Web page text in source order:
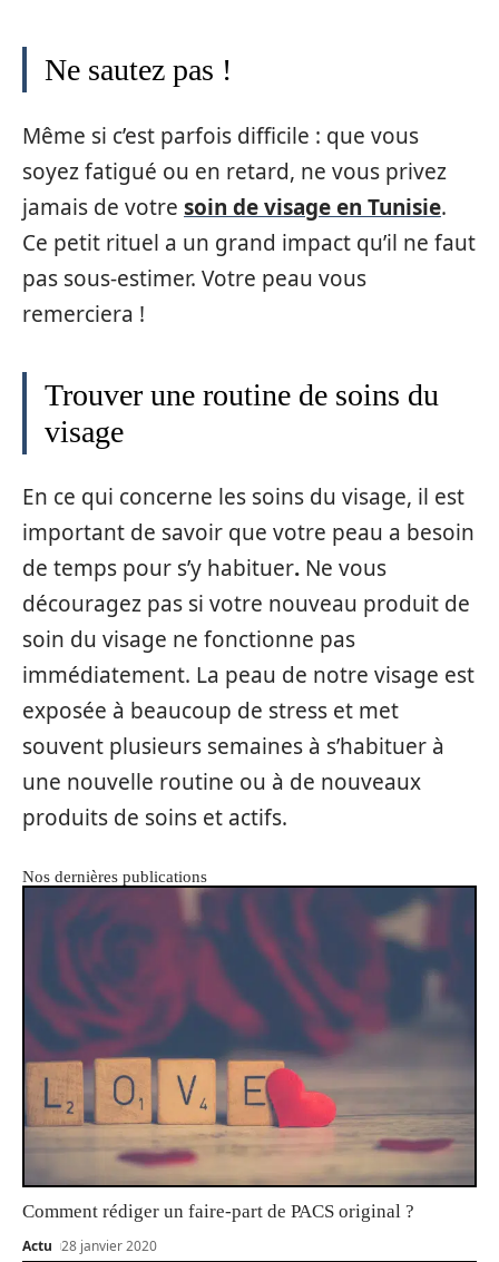
Ne sautez pas !
Même si c’est parfois difficile : que vous
soyez fatigué ou en retard, ne vous privez
jamais de votre soin de visage en Tunisie.
Ce petit rituel a un grand impact qu’il ne faut
pas sous-estimer. Votre peau vous
remerciera !
Trouver une routine de soins du
visage
En ce qui concerne les soins du visage, il est
important de savoir que votre peau a besoin
de temps pour s’y habituer. Ne vous
découragez pas si votre nouveau produit de
soin du visage ne fonctionne pas
immédiatement. La peau de notre visage est
exposée à beaucoup de stress et met
souvent plusieurs semaines à s’habituer à
une nouvelle routine ou à de nouveaux
produits de soins et actifs.
Nos dernières publications
Comment rédiger un faire-part de PACS original ?
Actu 28 janvier 2020